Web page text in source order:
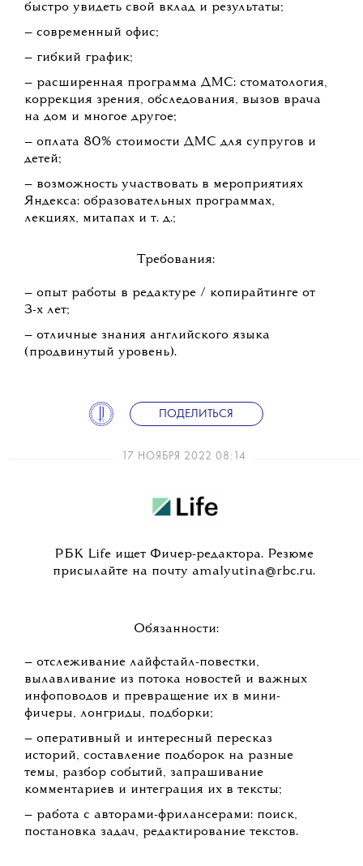
быстро увидеть свой вклад и результаты;
— современный офис;
— гибкий график;
— расширенная программа ДМС: стоматология,
коррекция зрения, обследования, вызов врача
на дом и многое другое;
— оплата 80% стоимости ДМС для супругов и
детей;
— возможность участвовать в мероприятиях
Яндекса: образовательных программах,
лекциях, митапах и т. д.;
Требования:
— опыт работы в редактуре / копирайтинге от
3-х лет;
— отличные знания английского языка
(продвинутый уровень).
ПОДЕЛИТЬСЯ
17 НОЯБРЯ 2022 08:14
РБК Life ищет Фичер-редактора. Резюме
присылайте на почту amalyutina@rbc.ru.
Обязанности:
— отслеживание лайфстайл-повестки,
вылавливание из потока новостей и важных
инфоповодов и превращение их в мини-
фичеры, лонгриды, подборки;
— оперативный и интересный пересказ
историй, составление подборок на разные
темы, разбор событий, запрашивание
комментариев и интеграция их в тексты;
— работа с авторами-фрилансерами: поиск,
постановка задач, редактирование текстов.